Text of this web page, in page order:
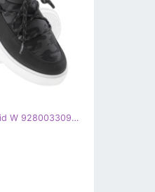
Pantofi Iguana Nazefi Mid W 92800330985 negru